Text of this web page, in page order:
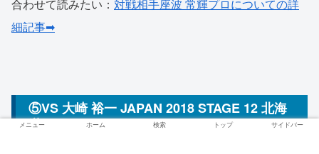
合わせて読みたい： 対戦相手座波 常輝プロについての詳
細記事➡
⑤VS 大崎 裕一 JAPAN 2018 STAGE 12 北海
道 BEST32
メニュー ホーム 検索 トップ サイドバー